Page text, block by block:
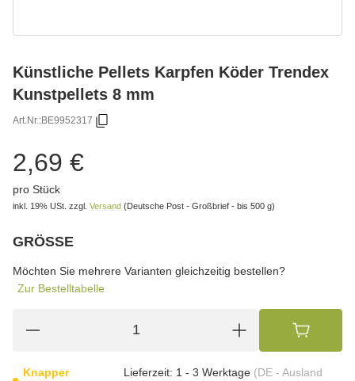
Künstliche Pellets Karpfen Köder Trendex
Kunstpellets 8 mm
Art.Nr.:BE9952317
2,69 €
pro Stück
inkl. 19% USt. zzgl. Versand (Deutsche Post - Großbrief - bis 500 g)
GRÖSSE
Möchten Sie mehrere Varianten gleichzeitig bestellen?
Zur Bestelltabelle
Knapper
Lieferzeit: 1 - 3 Werktage (DE - Ausland